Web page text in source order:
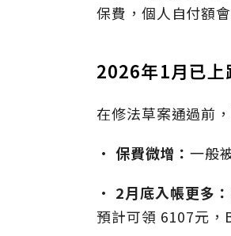
保費，個人自付額
2026年1月已上
在修法草案通過前
• 保費微增：一般
• 2月底入帳更多：
預計可領 6107元，